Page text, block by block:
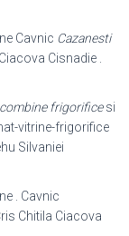
Cavnic Cazanesti
Cisnadie .
combine frigorificesi
vitrine-frigorifice
Silvaniei
. Cavnic
Chitila Ciacova